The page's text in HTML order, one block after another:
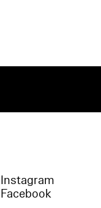
Instagram
Facebook